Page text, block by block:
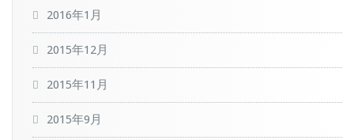
2016年1月
2015年12月
2015年11月
2015年9月